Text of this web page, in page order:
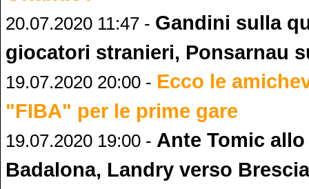
20.07.2020 11:47 - Gandini sulla
giocatori stranieri, Ponsarnau
19.07.2020 20:00 - Ecco le
"FIBA" per le prime gare
19.07.2020 19:00 - Ante Tomic
Badalona, Landry verso